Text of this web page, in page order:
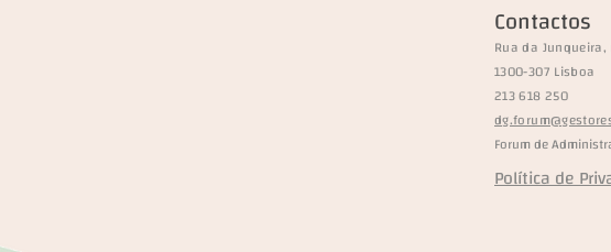
Contactos
Rua da Junqueira,
1300-307 Lisboa
213 618 250
Forum de
Política de